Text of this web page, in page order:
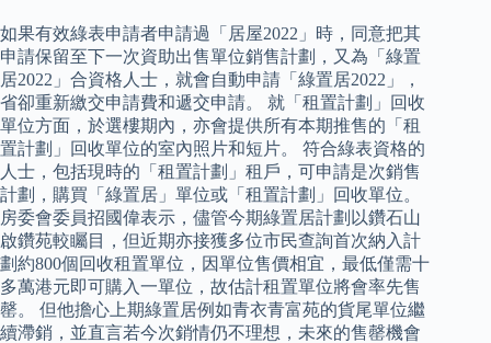
如果有效綠表申請者申請過「居屋2022」時，同意把其
申請保留至下一次資助出售單位銷售計劃，又為「綠置
居2022」合資格人士，就會自動申請「綠置居2022」，
省卻重新繳交申請費和遞交申請。 就「租置計劃」回收
單位方面，於選樓期內，亦會提供所有本期推售的「租
置計劃」回收單位的室內照片和短片。 符合綠表資格的
人士，包括現時的「租置計劃」租戶，可申請是次銷售
計劃，購買「綠置居」單位或「租置計劃」回收單位。
房委會委員招國偉表示，儘管今期綠置居計劃以鑽石山
啟鑽苑較矚目，但近期亦接獲多位市民查詢首次納入計
劃約800個回收租置單位，因單位售價相宜，最低僅需十
多萬港元即可購入一單位，故估計租置單位將會率先售
罄。 但他擔心上期綠置居例如青衣青富苑的貨尾單位繼
續滯銷，並直言若今次銷情仍不理想，未來的售罄機會